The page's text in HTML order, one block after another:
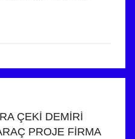
ÇEKİ DEMİRİ
PROJE FİRMA